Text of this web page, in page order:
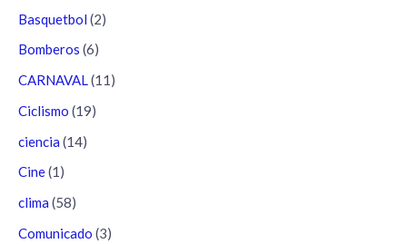
Basquetbol (2)
Bomberos (6)
CARNAVAL(11)
Ciclismo (19)
ciencia (14)
Cine(1)
clima (58)
Comunicado (3)